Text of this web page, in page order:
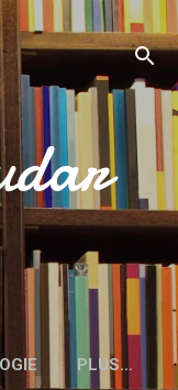
PLUS…